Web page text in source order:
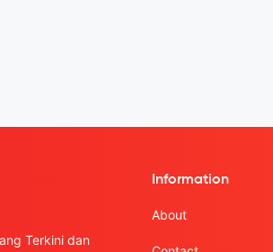
Terkini dan
Information
About